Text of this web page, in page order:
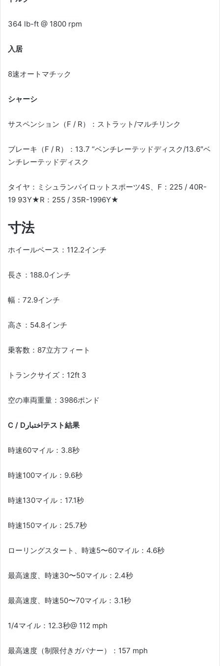
364 lb-ft @ 1800 rpm
入居
8速オートマチック
シャーシ
サスペンション（F / R）：ストラット/マルチリンク
ブレーキ（F / R）：13.7 “ベンチレーテッドディスク/13.6″ベ
ンチレーテッドディスク
タイヤ：ミシュランパイロットスポーツ4S、F：225 / 40R-
19 93Y★R：255 / 35R-1996Y★
寸法
ホイールベース：112.2インチ
長さ：188.0インチ
幅：72.9インチ
高さ：54.8インチ
乗客数：87立方フィート
トランクサイズ：12ft 3
空の車両重量：3986ポンド
C / Dاختبارテスト結果
時速60マイル：3.8秒
時速100マイル：9.6秒
時速130マイル：17.1秒
時速150マイル：25.​​7秒
ローリングスタート、時速5〜60マイル：4.6秒
最高速度、時速30〜50マイル：2.4秒
最高速度、時速50〜70マイル：3.1秒
1/4マイル：12.3秒@ 112 mph
最高速度（制限付きガバナー）：157 mph